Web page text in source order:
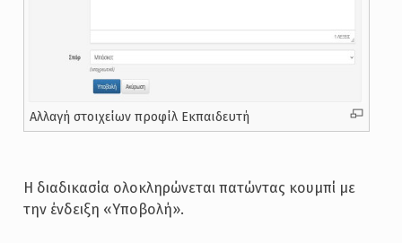
Αλλαγή στοιχείων προφίλ Εκπαιδευτή
Η διαδικασία ολοκληρώνεται πατώντας κουμπί με
την ένδειξη «Υποβολή».